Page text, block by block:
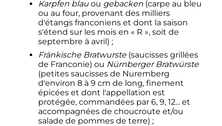
Karpfen blauou gebacken(carpe au bleu
ou au four, provenant des milliers
d'étangs franconiens et dont la saison
s'étend sur les mois en « R », soit de
septembre à avril) ;
Fränkische Bratwurste(saucisses grillées
de Franconie) ou Nürnberger Bratwürste
(petites saucisses de Nuremberg
d'environ 8 à 9 cm de long, finement
épicées et dont l'appellation est
protégée, commandées par 6, 9, 12... et
accompagnées de choucroute et/ou
salade de pommes de terre) ;